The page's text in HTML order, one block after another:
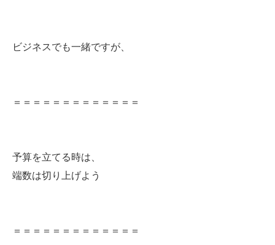
ビジネスでも一緒ですが、
＝＝＝＝＝＝＝＝＝＝＝＝＝
予算を立てる時は、
端数は切り上げよう
＝＝＝＝＝＝＝＝＝＝＝＝＝